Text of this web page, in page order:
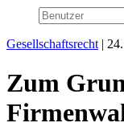
Gesellschaftsrecht |
Zum